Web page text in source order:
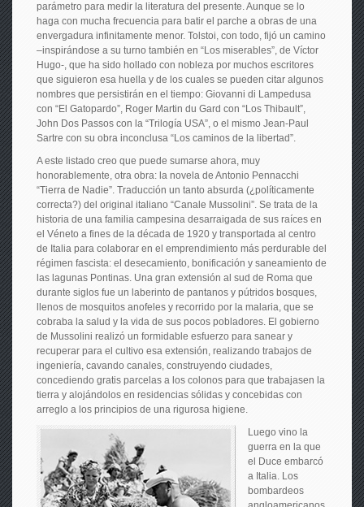
parámetro para medir la literatura del presente. Aunque se lo
haga con mucha frecuencia para batir el parche a obras de una
envergadura infinitamente menor. Tolstoi, con todo, fijó un camino
–inspirándose a su turno también en “Los miserables”, de Víctor
Hugo-, que ha sido hollado con nobleza por muchos escritores
que siguieron esa huella y de los cuales se pueden citar algunos
nombres que persistirán en el tiempo: Giovanni di Lampedusa
con “El Gatopardo”, Roger Martin du Gard con “Los Thibault”,
John Dos Passos con la “Trilogía USA”, o el mismo Jean-Paul
Sartre con su obra inconclusa “Los caminos de la libertad”.
A este listado creo que puede sumarse ahora, muy
honorablemente, otra obra: la novela de Antonio Pennacchi
“Tierra de Nadie”. Traducción un tanto absurda (¿políticamente
correcta?) del original italiano “Canale Mussolini”. Se trata de la
historia de una familia campesina desarraigada de sus raíces en
el Véneto a fines de la década de 1920 y transportada al centro
de Italia para colaborar en el emprendimiento más perdurable del
régimen fascista: el desecamiento, bonificación y saneamiento de
las lagunas Pontinas. Una gran extensión al sud de Roma que
durante siglos fue un laberinto de pantanos y pútridos bosques,
llenos de mosquitos anofeles y recorrido por la malaria, que se
cobraba la salud y la vida de sus pocos pobladores. El gobierno
de Mussolini realizó un formidable esfuerzo para sanear y
recuperar para el cultivo esa extensión, realizando trabajos de
ingeniería, cavando canales, construyendo ciudades,
concediendo gratis parcelas a los colonos para que trabajasen la
tierra y alojándolos en residencias sólidas y concebidas con
arreglo a los principios de una rigurosa higiene.
Luego vino la
guerra en la que
el Duce embarcó
a Italia. Los
bombardeos